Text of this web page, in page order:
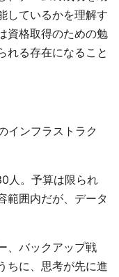
しているかを理解す
資格取得のための勉
れる存在になること
インフラストラク
人。予算は限られ
範囲内だが、データ
、バックアップ戦
ちに、思考が先に進